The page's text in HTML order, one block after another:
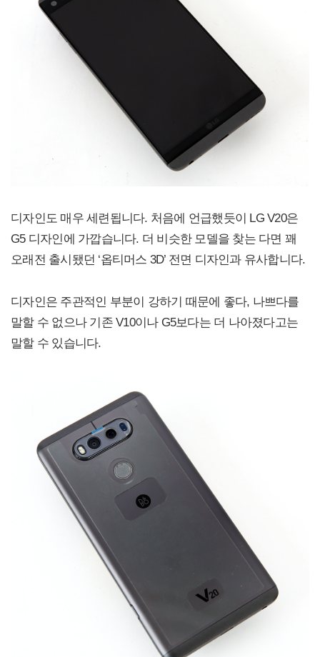
디자인도 매우 세련됩니다. 처음에 언급했듯이 LG V20은
G5 디자인에 가깝습니다. 더 비슷한 모델을 찾는 다면 꽤
오래전 출시됐던 ‘옵티머스 3D’ 전면 디자인과 유사합니다.
디자인은 주관적인 부분이 강하기 때문에 좋다, 나쁘다를
말할 수 없으나 기존 V10이나 G5보다는 더 나아졌다고는
말할 수 있습니다.